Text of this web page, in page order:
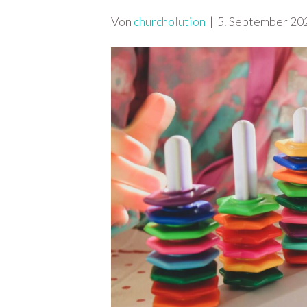
Von churcholution | 5. September